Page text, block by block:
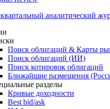
аналитический
Поиск облигаций & Карты
Поиск облигаций (ИИ)
Поиск котировок облигаций
Ближайшие размещения
разделы
Кривые доходности
Best bid/ask